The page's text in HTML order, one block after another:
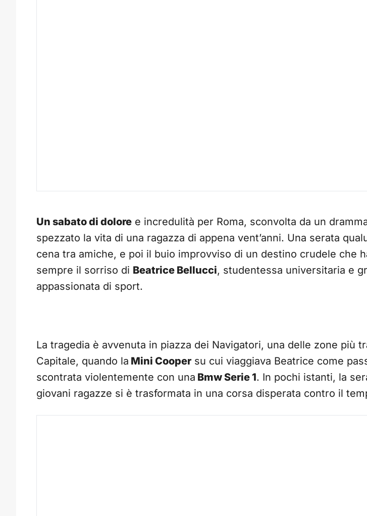
Un sabato di dolore e incredulità per Roma, sconvolta da un
spezzato la vita di una ragazza di appena vent’anni. Una serata
cena tra amiche, e poi il buio improvviso di un destino crudele che
sempre il sorriso di Beatrice Bellucci, studentessa universitaria e
appassionata di sport.
La tragedia è avvenuta in piazza dei Navigatori, una delle zone più
Capitale, quando la Mini Cooper su cui viaggiava Beatrice come
scontrata violentemente con una Bmw Serie 1. In pochi istanti, la
giovani ragazze si è trasformata in una corsa disperata contro il